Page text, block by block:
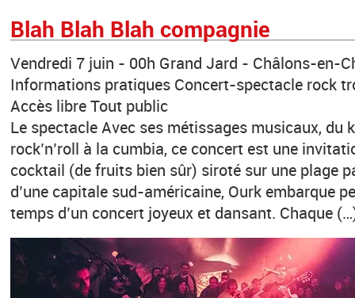
Blah Blah Blah compagnie
Vendredi 7 juin - 00h Grand Jard - Châlons-en-
Informations pratiques Concert-spectacle rock
Accès libre Tout public
Le spectacle Avec ses métissages musicaux, du
rock’n’roll à la cumbia, ce concert est une
cocktail (de fruits bien sûr) siroté sur une plage
d’une capitale sud-américaine, Ourk embarque
temps d’un concert joyeux et dansant. Chaque